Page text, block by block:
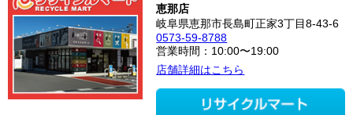
恵那店
岐阜県恵那市長島町正家3丁目8-43-6
0573-59-8788
営業時間：10:00〜19:00
店舗詳細はこちら